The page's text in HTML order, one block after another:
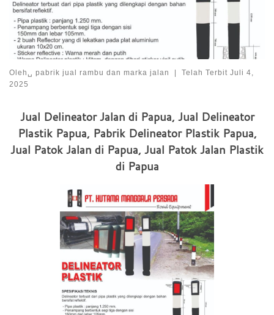
Oleh␣ pabrik jual rambu dan marka jalan | Telah Terbit Juli 4,
2025
Jual Delineator Jalan di Papua, Jual Delineator
Plastik Papua, Pabrik Delineator Plastik Papua,
Jual Patok Jalan di Papua, Jual Patok Jalan Plastik
di Papua